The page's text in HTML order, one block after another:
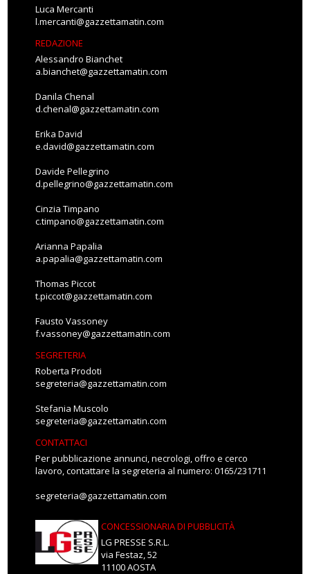
Luca Mercanti
l.mercanti@gazzettamatin.com
REDAZIONE
Alessandro Bianchet
a.bianchet@gazzettamatin.com
Danila Chenal
d.chenal@gazzettamatin.com
Erika David
e.david@gazzettamatin.com
Davide Pellegrino
d.pellegrino@gazzettamatin.com
Cinzia Timpano
c.timpano@gazzettamatin.com
Arianna Papalia
a.papalia@gazzettamatin.com
Thomas Piccot
t.piccot@gazzettamatin.com
Fausto Vassoney
f.vassoney@gazzettamatin.com
SEGRETERIA
Roberta Prodoti
segreteria@gazzettamatin.com
Stefania Muscolo
segreteria@gazzettamatin.com
CONTATTACI
Per pubblicazione annunci, necrologi, offro e cerco
lavoro, contattare la segreteria al numero: 0165/231711
segreteria@gazzettamatin.com
CONCESSIONARIA DI PUBBLICITÀ
LG PRESSE S.R.L.
via Festaz, 52
11100 AOSTA